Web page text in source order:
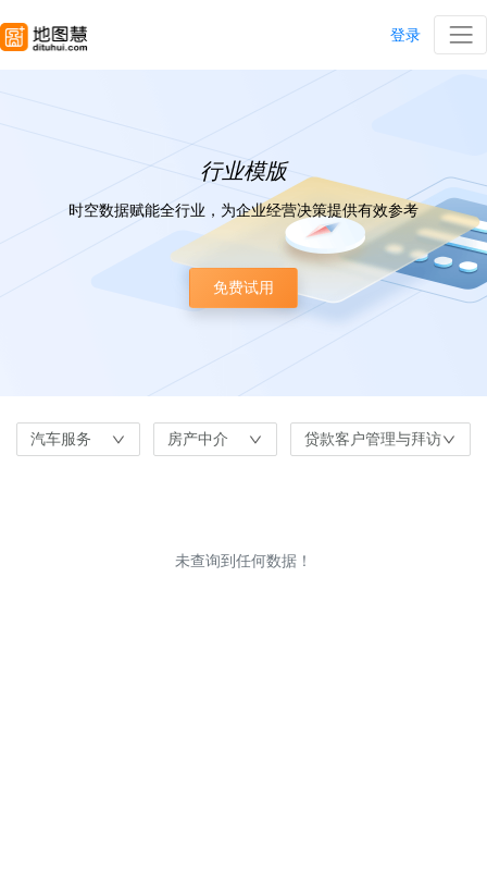
登录
行业模版
时空数据赋能全行业，为企业经营决策提供有效参考
免费试用
汽车服务 房产中介 贷款客户管理与拜访
未查询到任何数据！